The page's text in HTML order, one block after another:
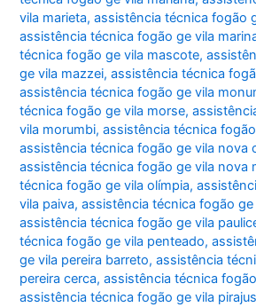
vila marieta,assistência técnica fogão
assistência técnica fogão ge vila
técnica fogão ge vila mascote,
ge vila mazzei,assistência técnica
assistência técnica fogão ge vila
técnica fogão ge vila morse,
vila morumbi,assistência técnica
assistência técnica fogão ge vila nova
assistência técnica fogão ge vila nova
técnica fogão ge vila olímpia,
vila paiva,assistência técnica fogão ge
assistência técnica fogão ge vila
técnica fogão ge vila penteado,
ge vila pereira barreto,assistência
pereira cerca,assistência técnica
assistência técnica fogão ge vila